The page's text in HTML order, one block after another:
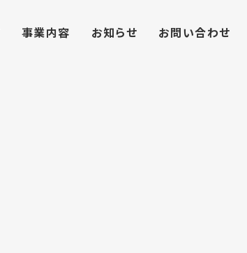
事業内容 お知らせ お問い合わせ